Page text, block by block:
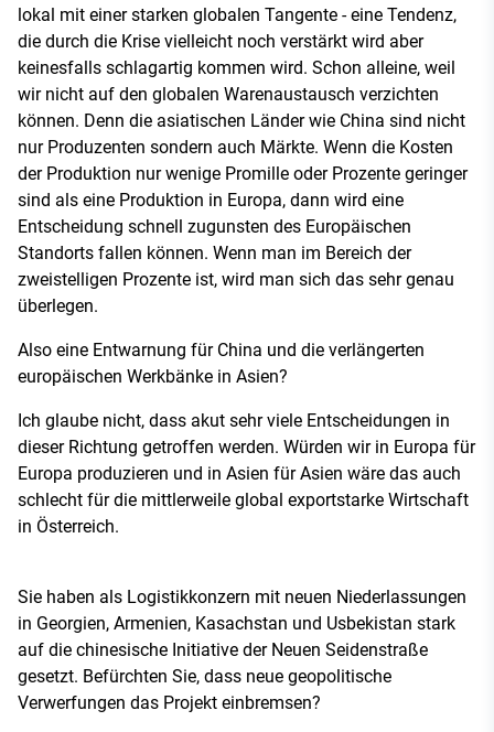
lokal mit einer starken globalen Tangente - eine Tendenz,
die durch die Krise vielleicht noch verstärkt wird aber
keinesfalls schlagartig kommen wird. Schon alleine, weil
wir nicht auf den globalen Warenaustausch verzichten
können. Denn die asiatischen Länder wie China sind nicht
nur Produzenten sondern auch Märkte. Wenn die Kosten
der Produktion nur wenige Promille oder Prozente geringer
sind als eine Produktion in Europa, dann wird eine
Entscheidung schnell zugunsten des Europäischen
Standorts fallen können. Wenn man im Bereich der
zweistelligen Prozente ist, wird man sich das sehr genau
überlegen.
Also eine Entwarnung für China und die verlängerten
europäischen Werkbänke in Asien?
Ich glaube nicht, dass akut sehr viele Entscheidungen in
dieser Richtung getroffen werden. Würden wir in Europa für
Europa produzieren und in Asien für Asien wäre das auch
schlecht für die mittlerweile global exportstarke Wirtschaft
in Österreich.
Sie haben als Logistikkonzern mit neuen Niederlassungen
in Georgien, Armenien, Kasachstan und Usbekistan stark
auf die chinesische Initiative der Neuen Seidenstraße
gesetzt. Befürchten Sie, dass neue geopolitische
Verwerfungen das Projekt einbremsen?